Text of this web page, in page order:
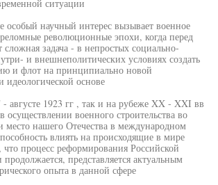
ситуации
особый научный интерес вызывает военное
революционные эпохи, когда перед
сложная задача - в непростых социально-
и внешнеполитических условиях создать
и флот на принципиально новой
идеологической основе
- августе 1923 гг , так и на рубеже XX - XXI вв
осуществлении военного строительства во
место нашего Отечества в международном
влиять на происходящие в мире
процесс реформирования Российской
представляется актуальным
опыта в данной сфере